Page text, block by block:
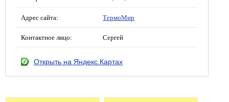
Адрес сайта: ТермоМир
Контактное лицо: Сергей
Открыть на Яндекс.Картах